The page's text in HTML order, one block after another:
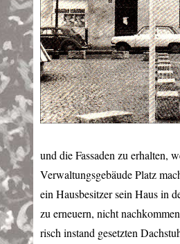
und die Fassaden zu erhalten,
Verwaltungsgebäude Platz
ein Hausbesitzer sein Haus in
zu erneuern, nicht
risch instand gesetzten